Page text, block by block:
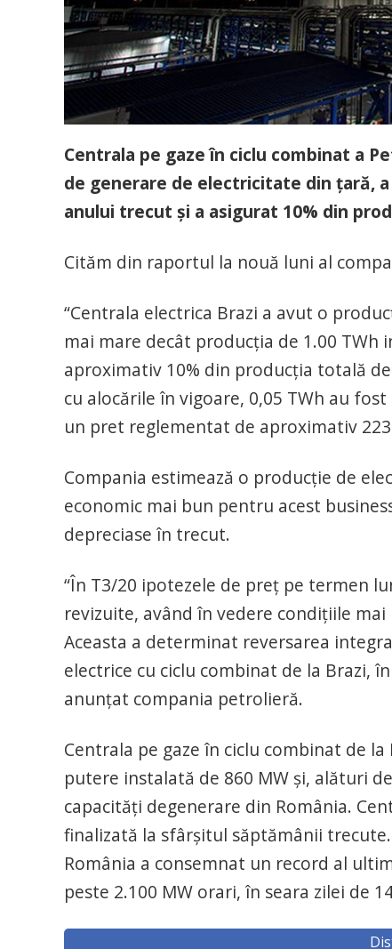
Centrala pe gaze în ciclu combinat a
de generare de electricitate din țară,
anului trecut și a asigurat 10% din
Cităm din raportul la nouă luni al
“Centrala electrica Brazi a avut o
mai mare decât producția de 1.00 TWh
aproximativ 10% din producția totală
cu alocările în vigoare, 0,05 TWh au
un pret reglementat de aproximativ
Compania estimează o producție de
economic mai bun pentru acest
depreciase în trecut.
“În T3/20 ipotezele de preț pe termen
revizuite, având în vedere condițiile
Aceasta a determinat reversarea
electrice cu ciclu combinat de la Brazi,
anunțat compania petrolieră.
Centrala pe gaze în ciclu combinat de
putere instalată de 860 MW şi, alături
capacităţi degenerare din România.
finalizată la sfârșitul săptămânii
România a consemnat un record al
peste 2.100 MW orari, în seara zilei de